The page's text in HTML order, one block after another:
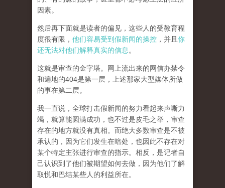
因素。
然后再下面就是读者的偏见，这些人的受教育程
度很有限， 他们容易受到假新闻的操控 ，并且 你
还无法对他们解释真实的信息 。
这就是审查的金字塔。网上流出来的网信办禁令
和遍地的404是第一层，上述那家大型媒体所做
的事在第二层。
我一直说，全球打击假新闻的努力看起来声嘶力
竭，就算能圆满成功，也不过是皮毛之举，审查
存在的地方就没有真相。而绝大多数审查是不被
承认的，因为它们发生在暗处，也因此不存在对
某个特定主张进行审查的指示。相反，是记者自
己认识到了他们被期望如何去做，因为他们了解
取悦和巴结某些人的利益所在。